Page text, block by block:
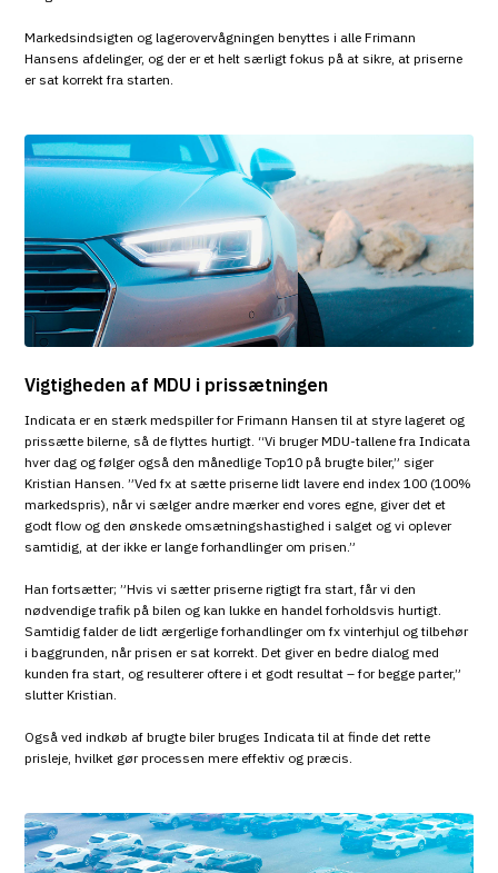
Markedsindsigten og lagerovervågningen benyttes i alle Frimann
Hansens afdelinger, og der er et helt særligt fokus på at sikre, at priserne
er sat korrekt fra starten.
Vigtigheden af MDU i prissætningen
Indicata er en stærk medspiller for Frimann Hansen til at styre lageret og
prissætte bilerne, så de flyttes hurtigt. “Vi bruger MDU-tallene fra Indicata
hver dag og følger også den månedlige Top10 på brugte biler,” siger
Kristian Hansen. ”Ved fx at sætte priserne lidt lavere end index 100 (100%
markedspris), når vi sælger andre mærker end vores egne, giver det et
godt flow og den ønskede omsætningshastighed i salget og vi oplever
samtidig, at der ikke er lange forhandlinger om prisen.”
Han fortsætter; ”Hvis vi sætter priserne rigtigt fra start, får vi den
nødvendige trafik på bilen og kan lukke en handel forholdsvis hurtigt.
Samtidig falder de lidt ærgerlige forhandlinger om fx vinterhjul og tilbehør
i baggrunden, når prisen er sat korrekt. Det giver en bedre dialog med
kunden fra start, og resulterer oftere i et godt resultat – for begge parter,”
slutter Kristian.
Også ved indkøb af brugte biler bruges Indicata til at finde det rette
prisleje, hvilket gør processen mere effektiv og præcis.